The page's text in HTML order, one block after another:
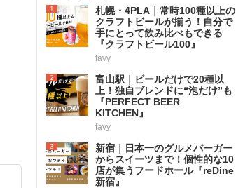
1
札幌・4PLA｜常時100種以上の
クラフトビールが揃う！自分で
手にとって飲み比べもできる
『クラフトビール100』
favy
2
富山駅｜ビールだけで20種以
上！独自ブレンドに“泡だけ”も
『PERFECT BEER
KITCHEN』
favy
3
新宿｜日本一のグルメバーガー
からスイーツまで！個性的な10
店が集うフードホール『reDine
新宿』